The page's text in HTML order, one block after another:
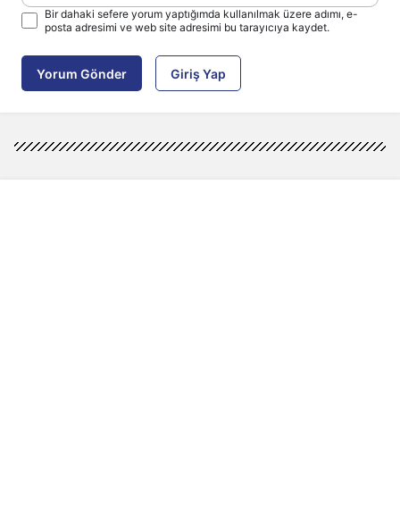
Bir dahaki sefere yorum yaptığımda kullanılmak üzere adımı, e-
posta adresimi ve web site adresimi bu tarayıcıya kaydet.
Yorum Gönder Giriş Yap